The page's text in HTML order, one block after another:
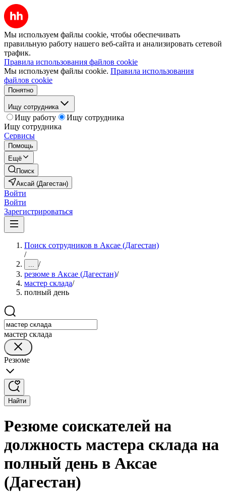
Мы используем файлы cookie, чтобы обеспечивать
правильную работу нашего веб-сайта и анализировать сетевой
трафик.
Правила использования файлов cookie
Мы используем файлы cookie. Правила использования
файлов cookie
Понятно
Ищу сотрудника
Ищу работу
Ищу сотрудника
Ищу сотрудника
Сервисы
Помощь
Ещё
Поиск
Аксай (Дагестан)
Войти
Войти
Зарегистрироваться
Поиск сотрудников в Аксае (Дагестан)
/
... /
резюме в Аксае (Дагестан)/
мастер склада/
полный день
мастер склада
Резюме
Найти
Резюме соискателей на
должность мастера склада на
полный день в Аксае
(Дагестан)